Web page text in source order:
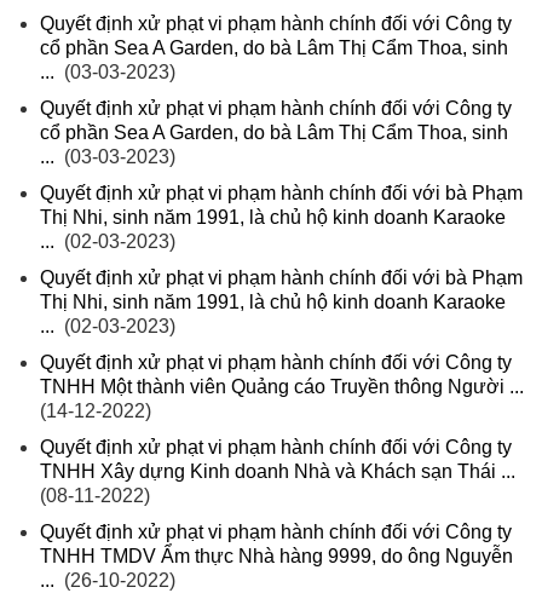
Quyết định xử phạt vi phạm hành chính đối với Công ty
cổ phần Sea A Garden, do bà Lâm Thị Cẩm Thoa, sinh
... (03-03-2023)
Quyết định xử phạt vi phạm hành chính đối với Công ty
cổ phần Sea A Garden, do bà Lâm Thị Cẩm Thoa, sinh
... (03-03-2023)
Quyết định xử phạt vi phạm hành chính đối với bà Phạm
Thị Nhi, sinh năm 1991, là chủ hộ kinh doanh Karaoke
... (02-03-2023)
Quyết định xử phạt vi phạm hành chính đối với bà Phạm
Thị Nhi, sinh năm 1991, là chủ hộ kinh doanh Karaoke
... (02-03-2023)
Quyết định xử phạt vi phạm hành chính đối với Công ty
TNHH Một thành viên Quảng cáo Truyền thông Người ...
(14-12-2022)
Quyết định xử phạt vi phạm hành chính đối với Công ty
TNHH Xây dựng Kinh doanh Nhà và Khách sạn Thái ...
(08-11-2022)
Quyết định xử phạt vi phạm hành chính đối với Công ty
TNHH TMDV Ẩm thực Nhà hàng 9999, do ông Nguyễn
... (26-10-2022)